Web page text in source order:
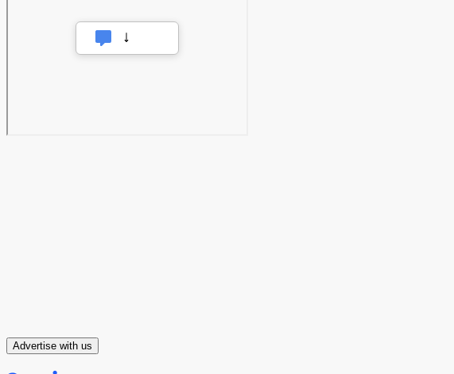
Advertise with us